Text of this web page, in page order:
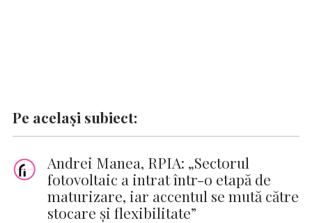
Pe același subiect:
Andrei Manea, RPIA: „Sectorul
fotovoltaic a intrat într-o etapă de
maturizare, iar accentul se mută către
stocare și flexibilitate”